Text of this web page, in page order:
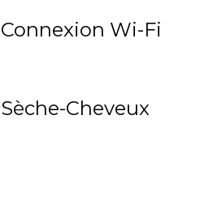
Connexion Wi-Fi
Sèche-Cheveux